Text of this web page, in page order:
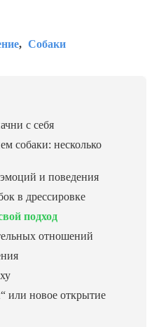
Собаки
с себя
собаки: несколько
и поведения
в дрессировке
подход
отношений
или новое открытие